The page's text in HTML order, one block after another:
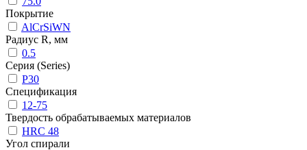
Покрытие
AlCrSiWN
Радиус R, мм
0.5
Серия (Series)
P30
Спецификация
12-75
Твердость обрабатываемых материалов
HRC 48
Угол спирали